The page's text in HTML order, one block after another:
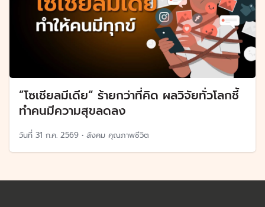
”โซเชียลมีเดีย“ ร้ายกว่าที่คิด ผลวิจัยทั่วโลกชี้
ทำคนมีความสุขลดลง
วันที่ 31 ก.ค. 2569 • สังคม คุณภาพชีวิต